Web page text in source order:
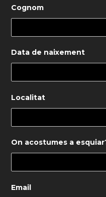
Cognom
Data de naixement
Localitat
On acostumes a
Email